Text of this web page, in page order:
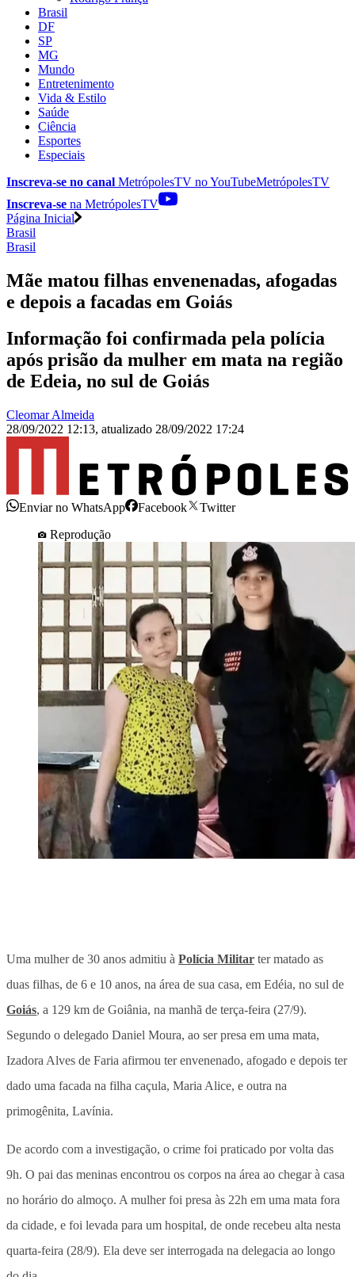
Brasil
DF
SP
MG
Mundo
Entretenimento
Vida & Estilo
Saúde
Ciência
Esportes
Especiais
Inscreva-se no canal MetrópolesTV noYouTubeMetrópolesTV
Inscreva-se na MetrópolesTV
Página Inicial
Brasil
Brasil
Mãe matou filhas envenenadas, afogadas
e depois a facadas em Goiás
Informação foi confirmada pela polícia
após prisão da mulher em mata na região
de Edeia, no sul de Goiás
Cleomar Almeida
28/09/2022 12:13, atualizado 28/09/2022 17:24
Enviar no WhatsApp Facebook
Twitter
Reprodução
Uma mulher de 30 anos admitiu à Polícia Militar ter matado as
duas filhas, de 6 e 10 anos, na área de sua casa, em Edéia, no sul de
Goiás, a 129 km de Goiânia, na manhã de terça-feira (27/9).
Segundo o delegado Daniel Moura, ao ser presa em uma mata,
Izadora Alves de Faria afirmou ter envenenado, afogado e depois ter
dado uma facada na filha caçula, Maria Alice, e outra na
primogênita, Lavínia.
De acordo com a investigação, o crime foi praticado por volta das
9h. O pai das meninas encontrou os corpos na área ao chegar à casa
no horário do almoço. A mulher foi presa às 22h em uma mata fora
da cidade, e foi levada para um hospital, de onde recebeu alta nesta
quarta-feira (28/9). Ela deve ser interrogada na delegacia ao longo